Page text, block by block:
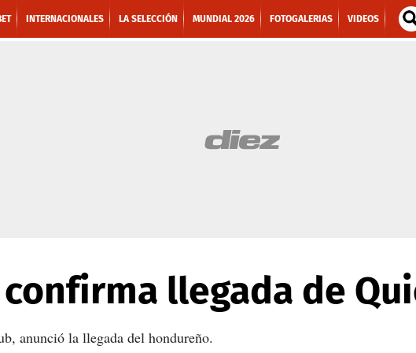
INTERNACIONALES LA SELECCIÓN MUNDIAL 2026 FOTOGALERIAS VIDEOS
confirma llegada de
anunció la llegada del hondureño.